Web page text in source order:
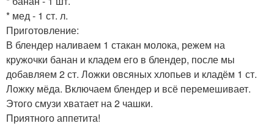
* мед - 1 ст. л.
Приготовление:
В блендер наливаем 1 стакан молока, режем на
кружочки банан и кладем его в блендер, после мы
добавляем 2 ст. Ложки овсяных хлопьев и кладём 1 ст.
Ложку мёда. Включаем блендер и всё перемешивает.
Этого смузи хватает на 2 чашки.
Приятного аппетита!